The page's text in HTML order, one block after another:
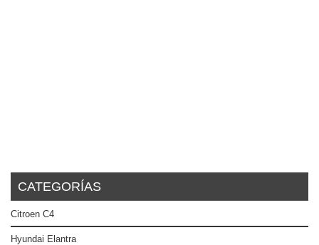
CATEGORÍAS
Citroen C4
Hyundai Elantra